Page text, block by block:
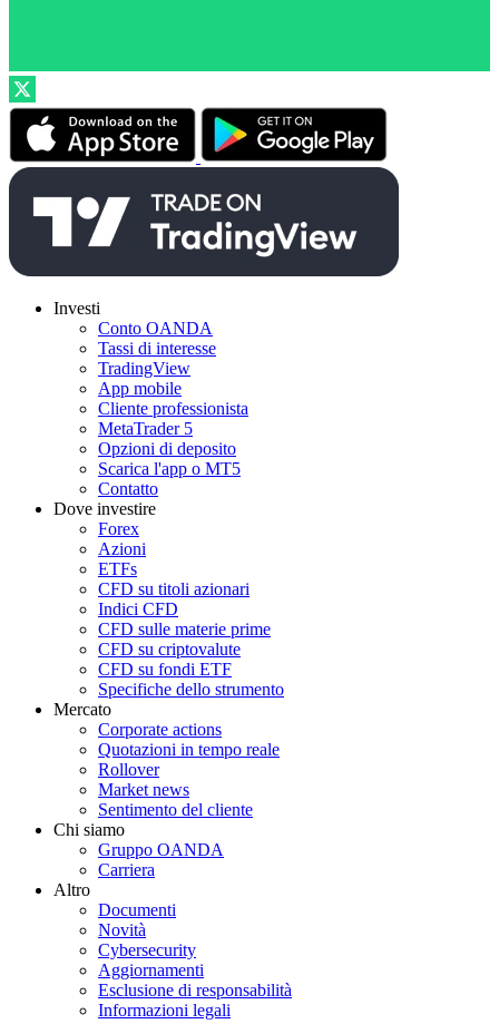
Investi
Conto OANDA
Tassi di interesse
TradingView
App mobile
Cliente professionista
MetaTrader 5
Opzioni di deposito
Scarica l'app o MT5
Contatto
Dove investire
Forex
Azioni
ETFs
CFD su titoli azionari
Indici CFD
CFD sulle materie prime
CFD su criptovalute
CFD su fondi ETF
Specifiche dello strumento
Mercato
Corporate actions
Quotazioni in tempo reale
Rollover
Market news
Sentimento del cliente
Chi siamo
Gruppo OANDA
Carriera
Altro
Documenti
Novità
Cybersecurity
Aggiornamenti
Esclusione di responsabilità
Informazioni legali